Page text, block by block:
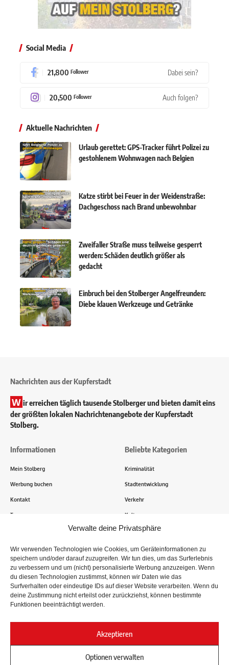
Verwalte deine Privatsphäre
Wir verwenden Technologien wie Cookies, um Geräteinformationen zu
speichern und/oder darauf zuzugreifen. Wir tun dies, um das Surferlebnis
zu verbessern und um (nicht) personalisierte Werbung anzuzeigen. Wenn
du diesen Technologien zustimmst, können wir Daten wie das
Surfverhalten oder eindeutige IDs auf dieser Website verarbeiten. Wenn du
deine Zustimmung nicht erteilst oder zurückziehst, können bestimmte
Funktionen beeinträchtigt werden.
Akzeptieren
Optionen verwalten
Social Media
21,800 Follower Dabei sein?
20,500 Follower Auch folgen?
Aktuelle Nachrichten
Urlaub gerettet: GPS-Tracker führt Polizei zu
gestohlenem Wohnwagen nach Belgien
Katze stirbt bei Feuer in der Weidenstraße:
Dachgeschoss nach Brand unbewohnbar
Zweifaller Straße muss teilweise gesperrt
werden: Schäden deutlich größer als
gedacht
Einbruch bei den Stolberger Angelfreunden:
Diebe klauen Werkzeuge und Getränke
Nachrichten aus der Kupferstadt
W ir erreichen täglich tausende Stolberger und bieten damit eins
der größten lokalen Nachrichtenangebote der Kupferstadt
Stolberg.
Informationen
Mein Stolberg
Werbung buchen
Kontakt
Transparenz
Beliebte Kategorien
Kriminalität
Stadtentwicklung
Verkehr
Kultur
Tausende Stolberger sind bereits dabei! Du sendest uns
Informationen, Bilder und Erlebnisse aus der Kupferstadt – Wir
recherchieren, sammeln Informationen und berichten!